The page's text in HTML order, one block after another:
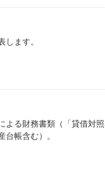
ます。
る財務書類（「貸借対
帳含む）。